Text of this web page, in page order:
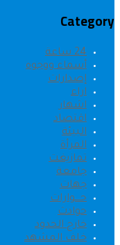
Category
24 ساعة
أسماء ووجوه
إصدارات
اراء
اشهار
اقتصاد
البيئة
المرأة
تمازيغت
جامعة
جهات
حــــوارات
حوادث
خارج الحدود
خلف المشهد